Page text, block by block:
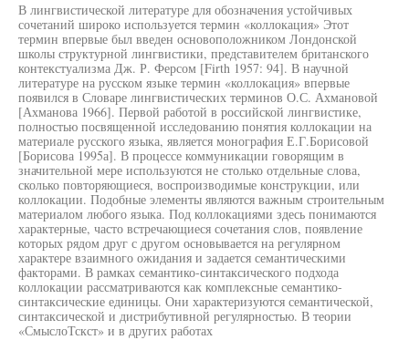
В лингвистической литературе для обозначения устойчивых
сочетаний широко используется термин «коллокация» Этот
термин впервые был введен основоположником Лондонской
школы структурной лингвистики, представителем британского
контекстуализма Дж. Р. Ферсом [Firth 1957: 94]. В научной
литературе на русском языке термин «коллокация» впервые
появился в Словаре лингвистических терминов О.С. Ахмановой
[Ахманова 1966]. Первой работой в российской лингвистике,
полностью посвященной исследованию понятия коллокации на
материале русского языка, является монография Е.Г.Борисовой
[Борисова 1995а]. В процессе коммуникации говорящим в
значительной мере используются не столько отдельные слова,
сколько повторяющиеся, воспроизводимые конструкции, или
коллокации. Подобные элементы являются важным строительным
материалом любого языка. Под коллокациями здесь понимаются
характерные, часто встречающиеся сочетания слов, появление
которых рядом друг с другом основывается на регулярном
характере взаимного ожидания и задается семантическими
факторами. В рамках семантико-синтаксического подхода
коллокации рассматриваются как комплексные семантико-
синтаксические единицы. Они характеризуются семантической,
синтаксической и дистрибутивной регулярностью. В теории
«СмыслоТскст» и в других работах